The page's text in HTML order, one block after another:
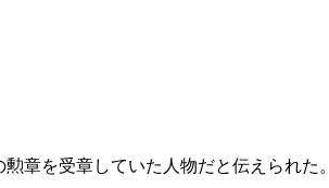
章を受章していた人物だと伝えられた。